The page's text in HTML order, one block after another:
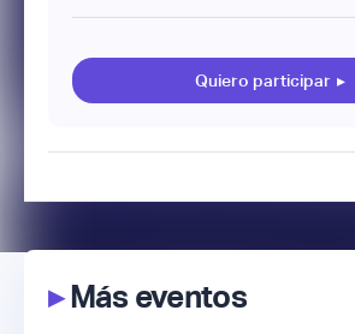
Quiero participar ▸
▸Más eventos